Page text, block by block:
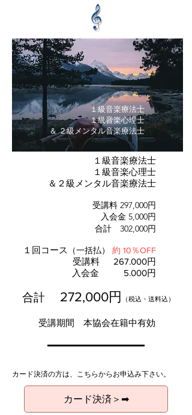
１級音楽療法士
１級音楽心理士
＆ ２級メンタル音楽療法士​
１級音楽療法士
１級音楽心理士
＆２級メンタル音楽療法士
受講料 297,000円
入会金 5,000円
合計 302,000円
​１回コース （一括払） 約 10％OFF
受講料 267.000円
入会金
5.000円
​合計 272,000円 （税込・送料込）
受講期間 本協会在籍中有効
カード決済の方は、こちらからお申込み下さい。
カード決済＞➡